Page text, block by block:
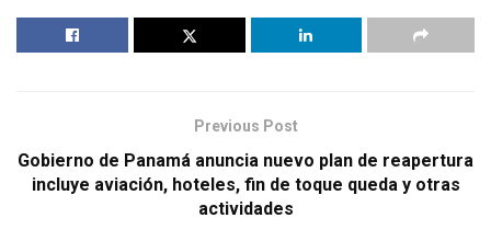
Previous Post
Gobierno de Panamá anuncia nuevo plan de reapertura
incluye aviación, hoteles, fin de toque queda y otras
actividades